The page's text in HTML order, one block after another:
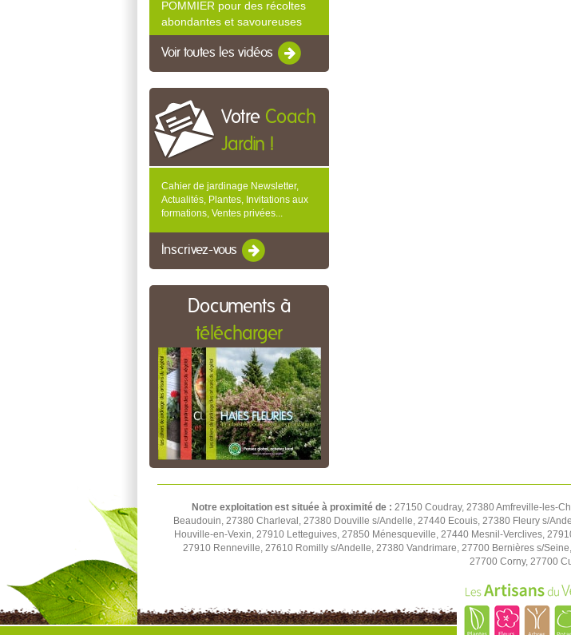
POMMIER pour des récoltes
abondantes et savoureuses
Voir toutes les vidéos
Votre Coach
Jardin !
Cahier de jardinage Newsletter,
Actualités, Plantes, Invitations aux
formations, Ventes privées...
Inscrivez-vous
Documents à
télécharger
Notre exploitation est située à proximité de : 27150 Coudray, 27380 Amfreville-les-
Beaudouin, 27380 Charleval, 27380 Douville s/Andelle, 27440 Ecouis, 27380 Fleury s/
Houville-en-Vexin, 27910 Letteguives, 27850 Ménesqueville, 27440 Mesnil-Verclives,
27910 Renneville, 27610 Romilly s/Andelle, 27380 Vandrimare, 27700 Bernières s/
27700 Corny, 27700